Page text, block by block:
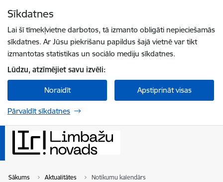
Sīkdatnes
Lai šī tīmekļvietne darbotos, tā izmanto obligāti nepieciešamās
sīkdatnes. Ar Jūsu piekrišanu papildus šajā vietnē var tikt
izmantotas statistikas un sociālo mediju sīkdatnes.
Lūdzu, atzīmējiet savu izvēli:
Noraidīt Apstiprināt visas
Pārvaldīt sīkdatnes
Sākums Aktualitātes Notikumu kalendārs